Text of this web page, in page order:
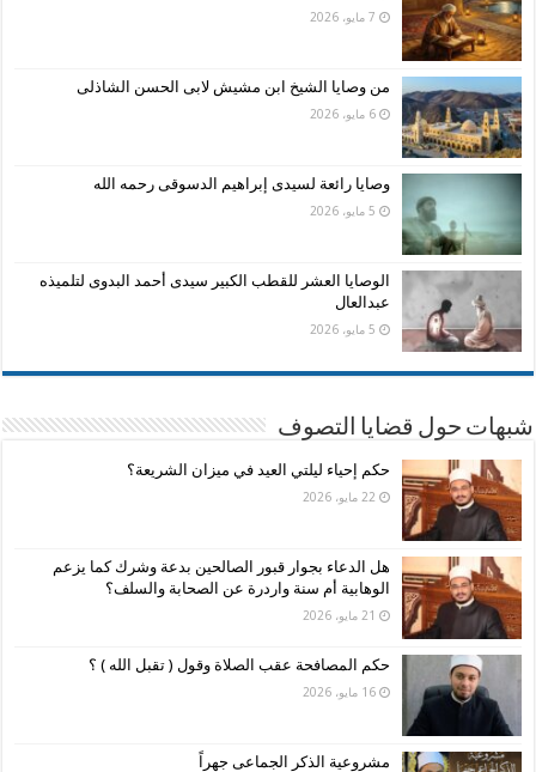
7 مايو، 2026
من وصايا الشيخ ابن مشيش لابى الحسن الشاذلى
6 مايو، 2026
وصايا رائعة لسيدى إبراهيم الدسوقى رحمه الله
5 مايو، 2026
الوصايا العشر للقطب الكبير سيدى أحمد البدوى لتلميذه
عبدالعال
5 مايو، 2026
شبهات حول قضايا التصوف
حكم إحياء ليلتي العيد في ميزان الشريعة؟
22 مايو، 2026
هل الدعاء بجوار قبور الصالحين بدعة وشرك كما يزعم
الوهابية أم سنة واردرة عن الصحابة والسلف؟
21 مايو، 2026
حكم المصافحة عقب الصلاة وقول ( تقبل الله ) ؟
16 مايو، 2026
مشروعية الذكر الجماعى جهراً